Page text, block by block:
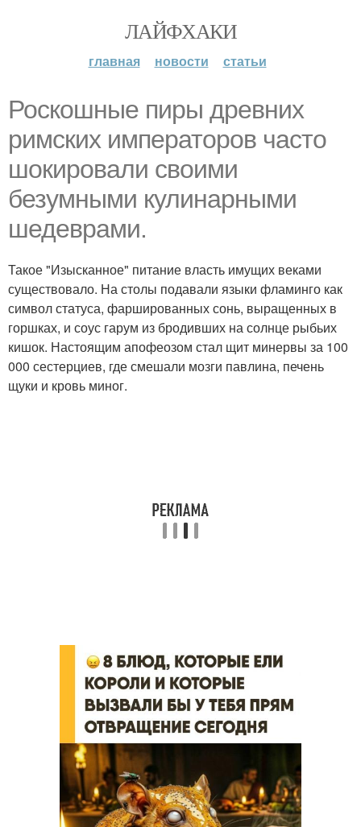
ЛАЙФХАКИ
главная новости статьи
Роскошные пиры древних
римских императоров часто
шокировали своими
безумными кулинарными
шедеврами.
Такое "Изысканное" питание власть имущих веками
существовало. На столы подавали языки фламинго как
символ статуса, фаршированных сонь, выращенных в
горшках, и соус гарум из бродивших на солнце рыбьих
кишок. Настоящим апофеозом стал щит минервы за 100
000 сестерциев, где смешали мозги павлина, печень
щуки и кровь миног.